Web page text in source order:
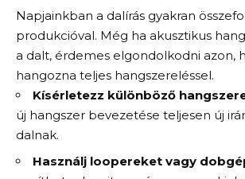
Napjainkban a dalírás gyakran
produkcióval. Még ha akusztikus
a dalt, érdemes elgondolkodni azon,
hangozna teljes hangszereléssel.
Kísérletezz különböző
új hangszer bevezetése teljesen új
dalnak.
Használj loopereket vagy